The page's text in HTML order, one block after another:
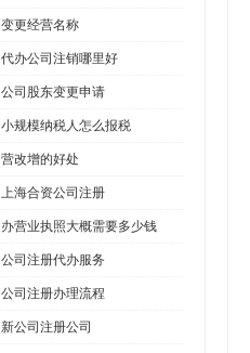
变更经营名称
代办公司注销哪里好
公司股东变更申请
小规模纳税人怎么报税
营改增的好处
上海合资公司注册
办营业执照大概需要多少钱
公司注册代办服务
公司注册办理流程
新公司注册公司